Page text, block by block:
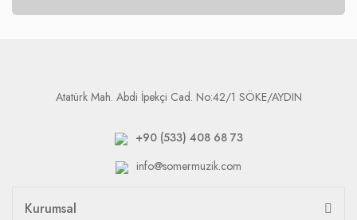
Atatürk Mah. Abdi İpekçi Cad. No:42/1 SÖKE/AYDIN
+90 (533) 408 68 73
info@somermuzik.com
Kurumsal